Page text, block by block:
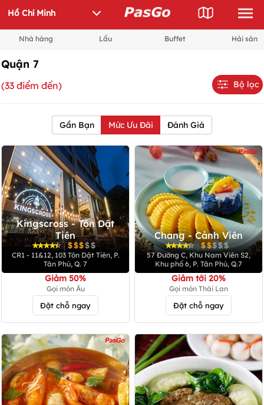
Nhà hàng Lẩu Buffet Hải sản
Quận 7
(33 điểm đến) Bộ lọc
Gần Bạn Mức Ưu Đãi Đánh Giá
Kingscross - Tôn Dật
Tiên
|
CR1 - 11&12, 103 Tôn Dật Tiên, P.
Tân Phú, Q. 7
Giảm 50%
Gọi món Âu
Đặt chỗ ngay
Chang - Cảnh Viên
|
57 Đường C, Khu Nam Viên S2,
Khu phố 6, P. Tân Phú, Q.7
Giảm tới 20%
Gọi món Thái Lan
Đặt chỗ ngay